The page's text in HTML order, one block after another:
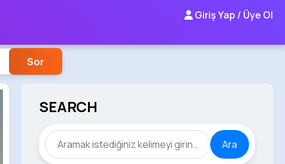
Giriş Yap / Üye Ol
Sor
SEARCH
Ara